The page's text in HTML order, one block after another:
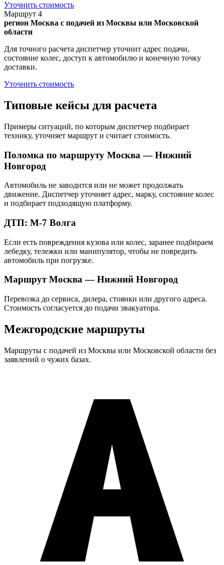
Уточнить стоимость
Маршрут 4
регион Москва с подачей из Москвы или Московской
области
Для точного расчета диспетчер уточнит адрес подачи,
состояние колес, доступ к автомобилю и конечную точку
доставки.
Уточнить стоимость
Типовые кейсы для расчета
Примеры ситуаций, по которым диспетчер подбирает
технику, уточняет маршрут и считает стоимость.
Поломка по маршруту Москва — Нижний
Новгород
Автомобиль не заводится или не может продолжать
движение. Диспетчер уточняет адрес, марку, состояние колес
и подбирает подходящую платформу.
ДТП: М-7 Волга
Если есть повреждения кузова или колес, заранее подбираем
лебедку, тележки или манипулятор, чтобы не повредить
автомобиль при погрузке.
Маршрут Москва — Нижний Новгород
Перевозка до сервиса, дилера, стоянки или другого адреса.
Стоимость согласуется до подачи эвакуатора.
Межгородские маршруты
Маршруты с подачей из Москвы или Московской области без
заявлений о чужих базах.